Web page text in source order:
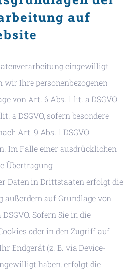
auf
eingewilligt
wir Ihre personenbezogenen
von Art. 6 Abs. 1 lit. a DSGVO
a DSGVO, sofern besondere
Art. 9 Abs. 1 DSGVO
Im Falle einer ausdrücklichen
Übertragung
Daten in Drittstaaten erfolgt die
außerdem auf Grundlage von
Sofern Sie in die
oder in den Zugriff auf
Endgerät (z. B. via Device-
haben, erfolgt die